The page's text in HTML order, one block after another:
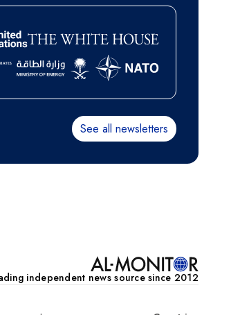
See all newsletters
independent news source since 2012